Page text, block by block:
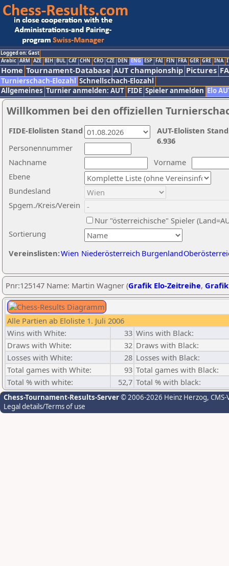
Logged on: Gast
Arabic ARM AZE BIH BUL CAT CHN CRO CZE DEN ENG ESP FAI FIN FRA GER GRE INA
Home Tournament-Database AUT championship Pictures
Turnierschach-Elozahl Schnellschach-Elozahl
Allgemeines Turnier anmelden: AUT FIDE Spieler anmelden Elo
Willkommen bei den offiziellen
Nachname
Vorname
Ebene
Sortierung
Personennummer
Bundesland
Spgem./Kreis/Verein
Nur "österreichische" Spieler
Vereinslisten:Wien Niederösterreich Burgenland
AUT-Elolisten
6.936
FIDE-Elolisten Stand
Pnr:125147 Name: Martin Wagner (Grafik Elo-Zeitreihe,
Alle Partien ab Eloliste 1. Juli 2006
Wins with White:
33 Wins with Black:
Draws with White:
32 Draws with Black:
Losses with White:
28 Losses with Black:
Total games with White:
93 Total games with Black:
Total % with white:
52,7 Total % with black:
Chess-Tournament-Results-Server© 2006-2026 Heinz Herzog,
Legal details/Terms of use